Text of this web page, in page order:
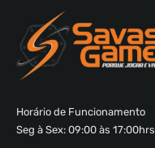
Horário de Funcionamento
Seg à Sex: 09:00 às 17:00hrs